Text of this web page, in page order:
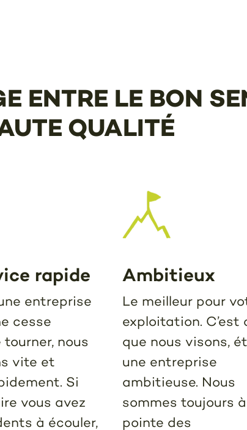
ENTRE LE BON
QUALITÉ
rapide
entreprise
cesse
nous
vite et
Si
vous avez
à écouler,
Ambitieux
Le meilleur pour
exploitation. C’est
que nous visons,
une entreprise
ambitieuse. Nous
sommes toujours
pointe des